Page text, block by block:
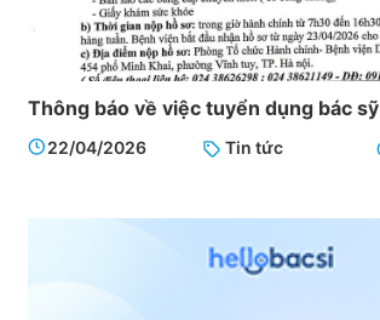
Thông báo về việc tuyển dụng bác sỹ
22/04/2026 Tin tức